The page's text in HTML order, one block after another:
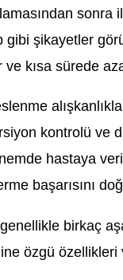
sonra
gibi şikayetler
kısa sürede
kontrolü ve
hastaya
başarısını
birkaç
özgü özellikleri